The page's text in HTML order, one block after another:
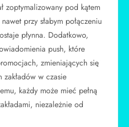
zoptymalizowany pod kątem
przy słabym połączeniu
płynna. Dodatkowo,
push, które
zmieniających się
zakładów w czasie
każdy może mieć pełną
niezależnie od